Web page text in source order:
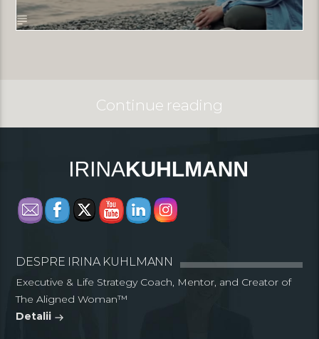
Continue reading
DESPRE IRINA KUHLMANN
Executive & Life Strategy Coach, Mentor, and Creator of
The Aligned Woman™
Detalii